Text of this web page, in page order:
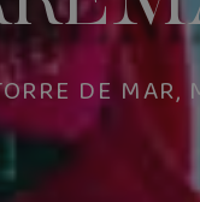
DE MAR,
DE MAR,